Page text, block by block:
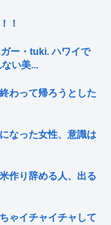
！
ー・tuki. ハワイで
い美...
わって帰ろうとした
なった女性、意識は
作り辞める人、出る
ゃイチャイチャして